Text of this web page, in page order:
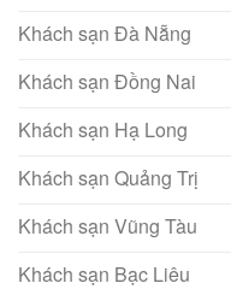
Khách sạn Đà Nẵng
Khách sạn Đồng Nai
Khách sạn Hạ Long
Khách sạn Quảng Trị
Khách sạn Vũng Tàu
Khách sạn Bạc Liêu